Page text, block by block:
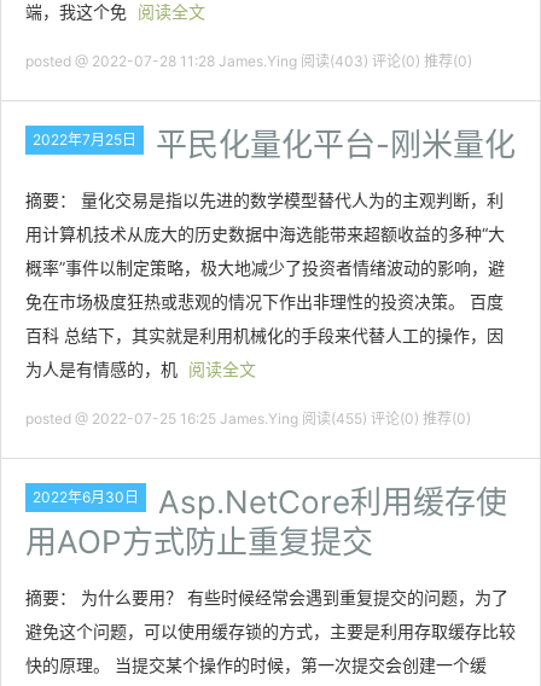
端，我这个免
阅读全文
posted @ 2022-07-28 11:28 James.Ying 阅读(403) 评论(0) 推荐(0)
2022年7月25日 平民化量化平台-刚米量化
摘要： 量化交易是指以先进的数学模型替代人为的主观判断，利
用计算机技术从庞大的历史数据中海选能带来超额收益的多种“大
概率”事件以制定策略，极大地减少了投资者情绪波动的影响，避
免在市场极度狂热或悲观的情况下作出非理性的投资决策。 百度
百科 总结下，其实就是利用机械化的手段来代替人工的操作，因
为人是有情感的，机 阅读全文
posted @ 2022-07-25 16:25 James.Ying 阅读(455) 评论(0) 推荐(0)
2022年6月30日
Asp.NetCore利用缓存使
用AOP方式防止重复提交
摘要： 为什么要用？ 有些时候经常会遇到重复提交的问题，为了
避免这个问题，可以使用缓存锁的方式，主要是利用存取缓存比较
快的原理。 当提交某个操作的时候，第一次提交会创建一个缓